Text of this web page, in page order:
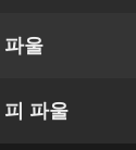
파울
피 파울